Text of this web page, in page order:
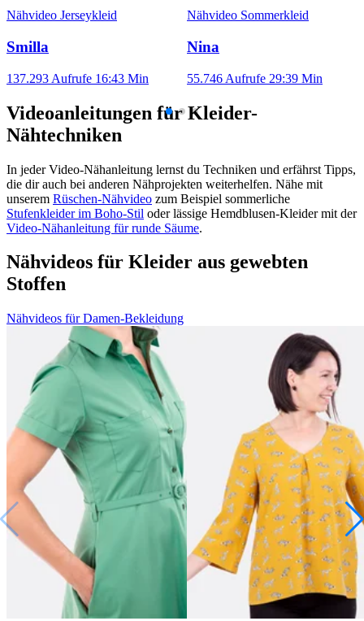
Nähvideo Jerseykleid
Smilla
137.293 Aufrufe 16:43 Min
Nähvideo Sommerkleid
Nina
55.746 Aufrufe 29:39 Min
Videoanleitungen für Kleider-
Nähtechniken
In jeder Video-Nähanleitung lernst du Techniken und erfährst Tipps,
die dir auch bei anderen Nähprojekten weiterhelfen. Nähe mit
unserem Rüschen-Nähvideo zum Beispiel sommerliche
Stufenkleider im Boho-Stil oder lässige Hemdblusen-Kleider mit der
Video-Nähanleitung für runde Säume.
Nähvideos für Kleider aus gewebten
Stoffen
Nähvideos für Damen-Bekleidung